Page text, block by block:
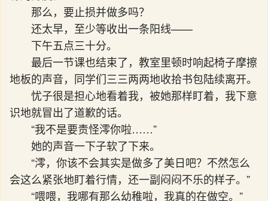
那么，要止损并做多吗？
还太早，至少等收出一条阳线——
下午五点三十分。
最后一节课也结束了，教室里顿时响起椅子摩擦
地板的声音，同学们三三两两地收拾书包陆续离开。
忧子很是担心地看着我，被她那样盯着，我下意
识地就冒出了道歉的话。
“我不是要责怪澪你啦……”
她的声音一下子软了下来。
“澪，你该不会其实是做多了美日吧？不然怎么
会这么紧张地盯着行情，还一副闷闷不乐的样子。”
“喂喂，我哪有那么幼稚啦，我真的在做空。”